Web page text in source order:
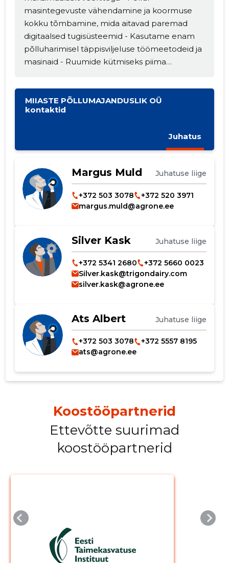
masintegevuste vähendamine ja koormuse
kokku tõmbamine, mida aitavad paremad
digitaalsed tugisüsteemid - Kasutame enam
põlluharimisel täppisviljeluse töömeetodeid ja
masinaid - Ruumide kütmiseks piima
Loomade söödaratsioonides väiksema
emissioonidega söötade kasutus; samuti
söötade kasutus, mis vähendavad loomade
vähendamine (biogaasi tootmine, laguunide
MIIASTE PÕLLUMAJANDUSLIK OÜ
kontaktid
Juhatus
Margus Muld Juhatuse liige
+372 503 3078
+372 520 3971
margus.muld@agrone.ee
Silver Kask Juhatuse liige
+372 5341 2680
+372 5660 0023
Silver.kask@trigondairy.com
silver.kask@agrone.ee
Ats Albert Juhatuse liige
+372 503 3078
+372 5557 8195
ats@agrone.ee
Koostööpartnerid
Ettevõtte suurimad
koostööpartnerid